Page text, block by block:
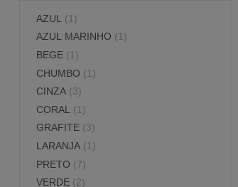
AZUL (1 )
AZUL MARINHO (1)
BEGE (1 )
CHUMBO (1 )
CINZA (3)
CORAL
(1 )
GRAFITE (3)
LARANJA (1 )
PRETO (7)
VERDE (2)